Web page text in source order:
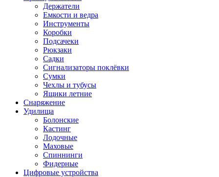
Держатели
Емкости и ведра
Инструменты
Коробки
Подсачеки
Рюкзаки
Садки
Сигнализаторы поклёвки
Сумки
Чехлы и тубусы
Ящики летние
Снаряжение
Удилища
Болонские
Кастинг
Лодочные
Маховые
Спиннинги
Фидерные
Цифровые устройства